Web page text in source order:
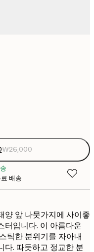
₩26,000
배송
양 앞 나뭇가지에 사이좋
터입니다. 이 아름다운
틱한 분위기를 자아내
다. 따듯하고 정교한 분